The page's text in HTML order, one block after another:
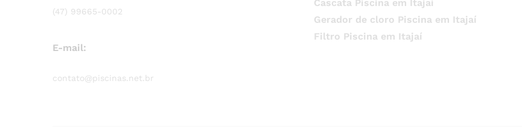
(47) 99665-0002
E-mail:
contato@piscinas.net.br
Cascata Piscina em Itajaí
Gerador de cloro Piscina em Itajaí
Filtro Piscina em Itajaí